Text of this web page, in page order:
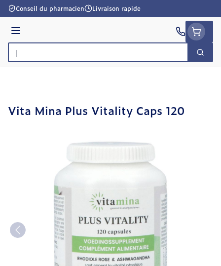
Aller au contenu
Conseil du pharmacien Livraison rapide
Menu
Rechercher
Vita Mina Plus Vitality Caps 120